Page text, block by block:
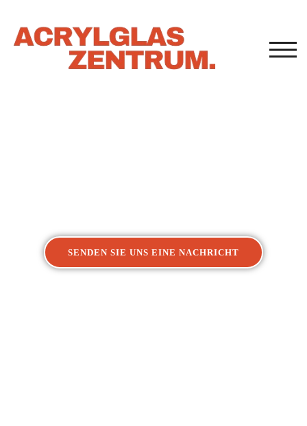
SENDEN SIE UNS EINE NACHRICHT